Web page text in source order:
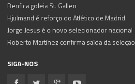
Benfica goleia St. Gallen
Hjulmand é reforço do Atlético de Madrid
Jorge Jesus é o novo selecionador nacional
Roberto Martínez confirma saída da seleção
SIGA-NOS